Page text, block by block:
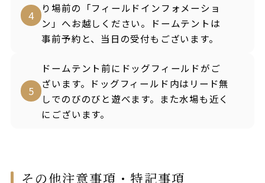
4
り場前の「フィールドインフォメーショ
ン」へお越しください。ドームテントは
事前予約と、当日の受付もございます。
5
ドームテント前にドッグフィールドがご
ざいます。ドッグフィールド内はリード無
しでのびのびと遊べます。また水場も近く
にございます。
その他注意事項・特記事項